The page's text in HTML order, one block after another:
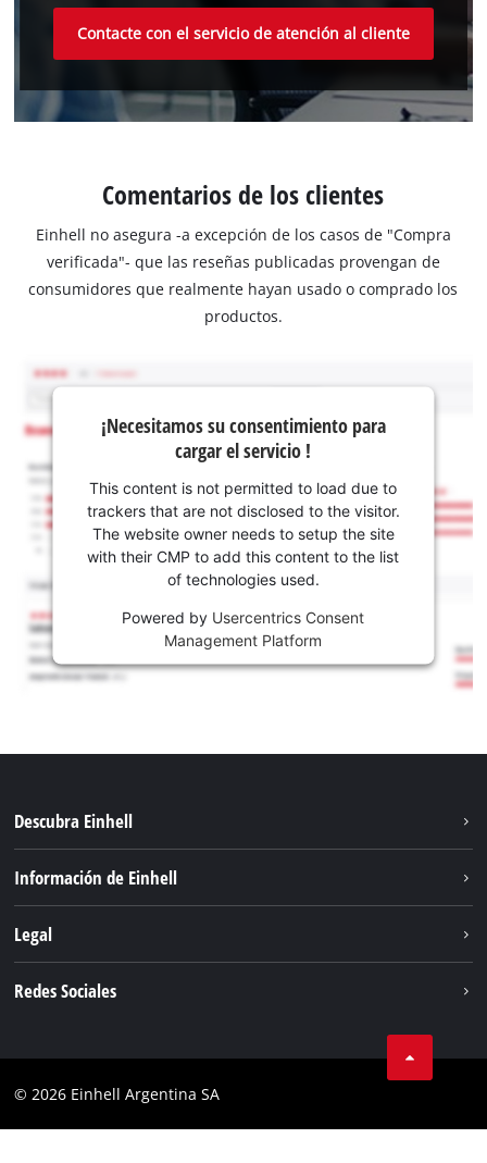
Contacte con el servicio de atención al cliente
Comentarios de los clientes
Einhell no asegura -a excepción de los casos de "Compra
verificada"- que las reseñas publicadas provengan de
consumidores que realmente hayan usado o comprado los
productos.
¡Necesitamos su consentimiento para
cargar el servicio !
This content is not permitted to load due to
trackers that are not disclosed to the visitor.
The website owner needs to setup the site
with their CMP to add this content to the list
of technologies used.
Powered by Usercentrics Consent
Management Platform
Descubra Einhell
Servicio
Información de Einhell
Einhell global
Legal
Cumplimiento
Redes Sociales
Instagram
© 2026 Einhell Argentina SA